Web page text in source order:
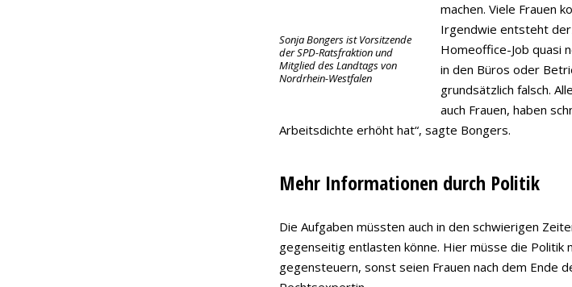
Sonja Bongers ist Vorsitzende
der SPD-Ratsfraktion und
Mitglied des Landtags von
Nordrhein-Westfalen
machen. Viele Frauen
Irgendwie entsteht
Homeoffice-Job quasi
in den Büros oder
grundsätzlich falsch.
auch Frauen, haben
Arbeitsdichte erhöht hat“, sagte Bongers.
Mehr Informationen durch Politik
Die Aufgaben müssten auch in den schwierigen
gegenseitig entlasten könne. Hier müsse die
gegensteuern, sonst seien Frauen nach dem Ende